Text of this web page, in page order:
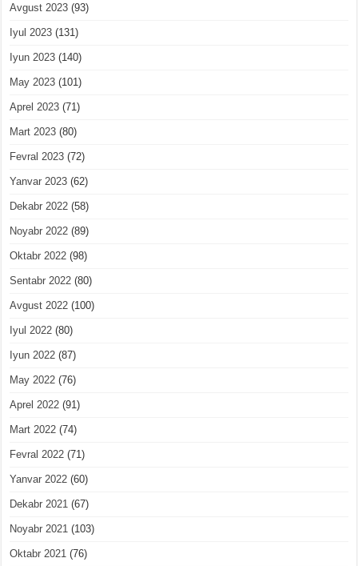
Avgust 2023 (93)
Iyul 2023 (131)
Iyun 2023 (140)
May 2023 (101)
Aprel 2023 (71)
Mart 2023 (80)
Fevral 2023 (72)
Yanvar 2023 (62)
Dekabr 2022 (58)
Noyabr 2022 (89)
Oktabr 2022 (98)
Sentabr 2022 (80)
Avgust 2022 (100)
Iyul 2022 (80)
Iyun 2022 (87)
May 2022 (76)
Aprel 2022 (91)
Mart 2022 (74)
Fevral 2022 (71)
Yanvar 2022 (60)
Dekabr 2021 (67)
Noyabr 2021 (103)
Oktabr 2021 (76)